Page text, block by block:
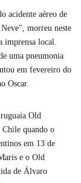
acidente aéreo de
morreu neste
imprensa local.
uma pneumonia
em fevereiro do
Oscar.
Old
Chile quando o
em 13 de
e o Old
de Álvaro